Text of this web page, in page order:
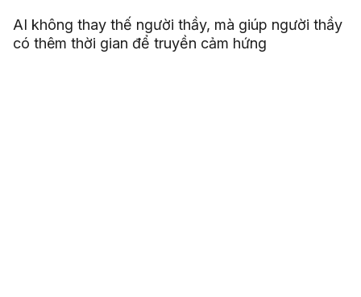
AI không thay thế người thầy, mà giúp người thầy
có thêm thời gian để truyền cảm hứng